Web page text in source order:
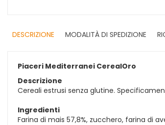
DESCRIZIONE MODALITÀ DI SPEDIZIONE
Piaceri Mediterranei CerealOro
Descrizione
Cereali estrusi senza glutine.
Ingredienti
Farina di mais 57,8%, zucchero, farina di